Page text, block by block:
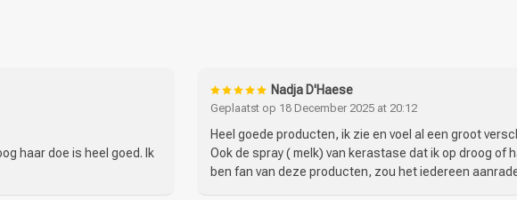
CombiDeals
Keuze van onze
Kappers
Cetrimonium Chloride, Dipalmitoylethyl
Benzyl Alcohol, Chlorhexidine
Ionone, Parfum / Fragrance.
haar doe is heel goed. Ik
Nadja D'Haese
Geplaatst op 18 December 2025 at 20:12
Heel goede producten, ik zie en voel al een groot
Ook de spray ( melk) van kerastase dat ik op droog of
ben fan van deze producten, zou het iedereen